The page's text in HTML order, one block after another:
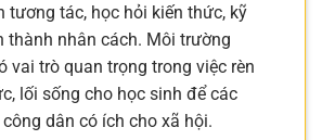
tương tác, học hỏi kiến thức, kỹ
thành nhân cách. Môi trường
vai trò quan trọng trong việc rèn
lối sống cho học sinh để các
dân có ích cho xã hội.